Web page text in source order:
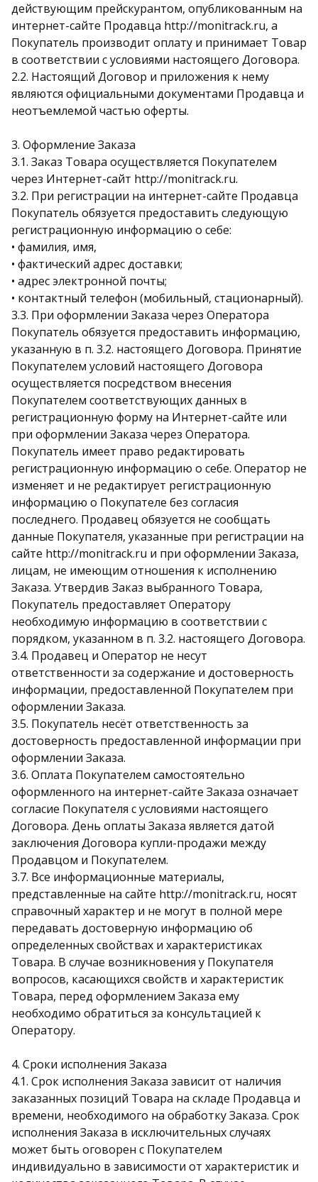
действующим прейскурантом, опубликованным на
интернет-сайте Продавца http://monitrack.ru, а
Покупатель производит оплату и принимает Товар
в соответствии с условиями настоящего Договора.
2.2. Настоящий Договор и приложения к нему
являются официальными документами Продавца и
неотъемлемой частью оферты.
3. Оформление Заказа
3.1. Заказ Товара осуществляется Покупателем
через Интернет-сайт http://monitrack.ru.
3.2. При регистрации на интернет-сайте Продавца
Покупатель обязуется предоставить следующую
регистрационную информацию о себе:
• фамилия, имя,
• фактический адрес доставки;
• адрес электронной почты;
• контактный телефон (мобильный, стационарный).
3.3. При оформлении Заказа через Оператора
Покупатель обязуется предоставить информацию,
указанную в п. 3.2. настоящего Договора. Принятие
Покупателем условий настоящего Договора
осуществляется посредством внесения
Покупателем соответствующих данных в
регистрационную форму на Интернет-сайте или
при оформлении Заказа через Оператора.
Покупатель имеет право редактировать
регистрационную информацию о себе. Оператор не
изменяет и не редактирует регистрационную
информацию о Покупателе без согласия
последнего. Продавец обязуется не сообщать
данные Покупателя, указанные при регистрации на
сайте http://monitrack.ru и при оформлении Заказа,
лицам, не имеющим отношения к исполнению
Заказа. Утвердив Заказ выбранного Товара,
Покупатель предоставляет Оператору
необходимую информацию в соответствии с
порядком, указанном в п. 3.2. настоящего Договора.
3.4. Продавец и Оператор не несут
ответственности за содержание и достоверность
информации, предоставленной Покупателем при
оформлении Заказа.
3.5. Покупатель несёт ответственность за
достоверность предоставленной информации при
оформлении Заказа.
3.6. Оплата Покупателем самостоятельно
оформленного на интернет-сайте Заказа означает
согласие Покупателя с условиями настоящего
Договора. День оплаты Заказа является датой
заключения Договора купли-продажи между
Продавцом и Покупателем.
3.7. Все информационные материалы,
представленные на сайте http://monitrack.ru, носят
справочный характер и не могут в полной мере
передавать достоверную информацию об
определенных свойствах и характеристиках
Товара. В случае возникновения у Покупателя
вопросов, касающихся свойств и характеристик
Товара, перед оформлением Заказа ему
необходимо обратиться за консультацией к
Оператору.
4. Сроки исполнения Заказа
4.1. Срок исполнения Заказа зависит от наличия
заказанных позиций Товара на складе Продавца и
времени, необходимого на обработку Заказа. Срок
исполнения Заказа в исключительных случаях
может быть оговорен с Покупателем
индивидуально в зависимости от характеристик и